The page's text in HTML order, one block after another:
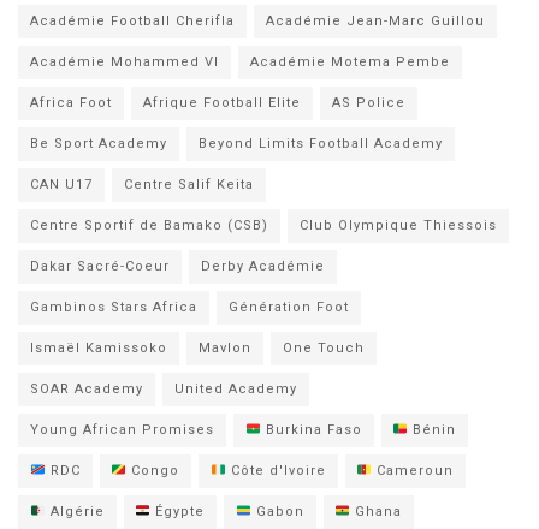
Académie Football Cherifla Académie Jean-Marc Guillou
Académie Mohammed VI Académie Motema Pembe
Africa Foot Afrique Football Elite AS Police
Be Sport Academy Beyond Limits Football Academy
CAN U17 Centre Salif Keita
Centre Sportif de Bamako (CSB) Club Olympique Thiessois
Dakar Sacré-Coeur Derby Académie
Gambinos Stars Africa Génération Foot
Ismaël Kamissoko Mavlon One Touch
SOAR Academy United Academy
Young African Promises Burkina Faso Bénin
RDC Congo Côte d'Ivoire Cameroun
Algérie Égypte Gabon Ghana